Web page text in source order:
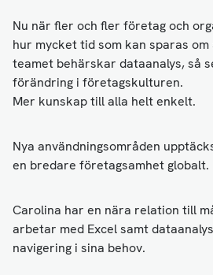
Nu när fler och fler företag och
hur mycket tid som kan sparas
teamet behärskar dataanalys, så
förändring i företagskulturen.
Mer kunskap till alla helt enkelt.
Nya användningsområden
en bredare företagsamhet globalt.
Carolina har en nära relation till
arbetar med Excel samt
navigering i sina behov.